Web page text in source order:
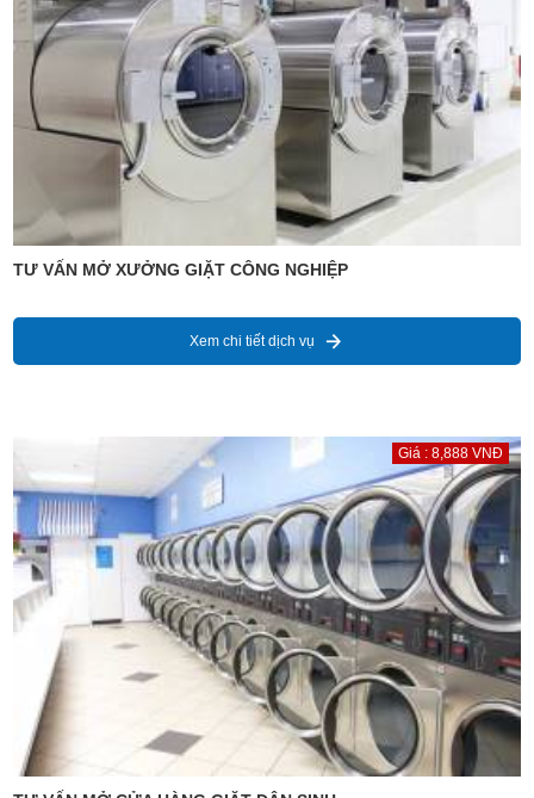
TƯ VẤN MỞ XƯỞNG GIẶT CÔNG NGHIỆP
Xem chi tiết dịch vụ
Giá : 8,888 VNĐ